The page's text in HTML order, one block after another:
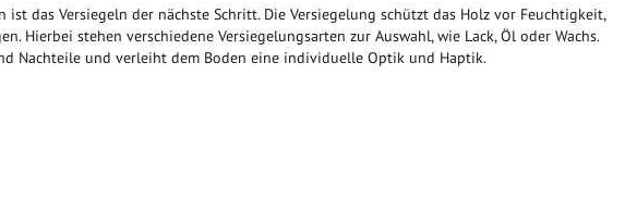
ist das Versiegeln der nächste Schritt. Die Versiegelung schützt das Holz vor Feuchtigkeit,
Hierbei stehen verschiedene Versiegelungsarten zur Auswahl, wie Lack, Öl oder Wachs.
Nachteile und verleiht dem Boden eine individuelle Optik und Haptik.